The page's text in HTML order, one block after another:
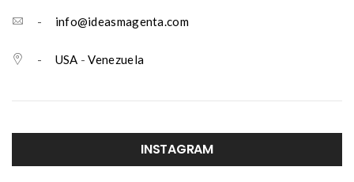
- info@ideasmagenta.com
- USA -Venezuela
INSTAGRAM